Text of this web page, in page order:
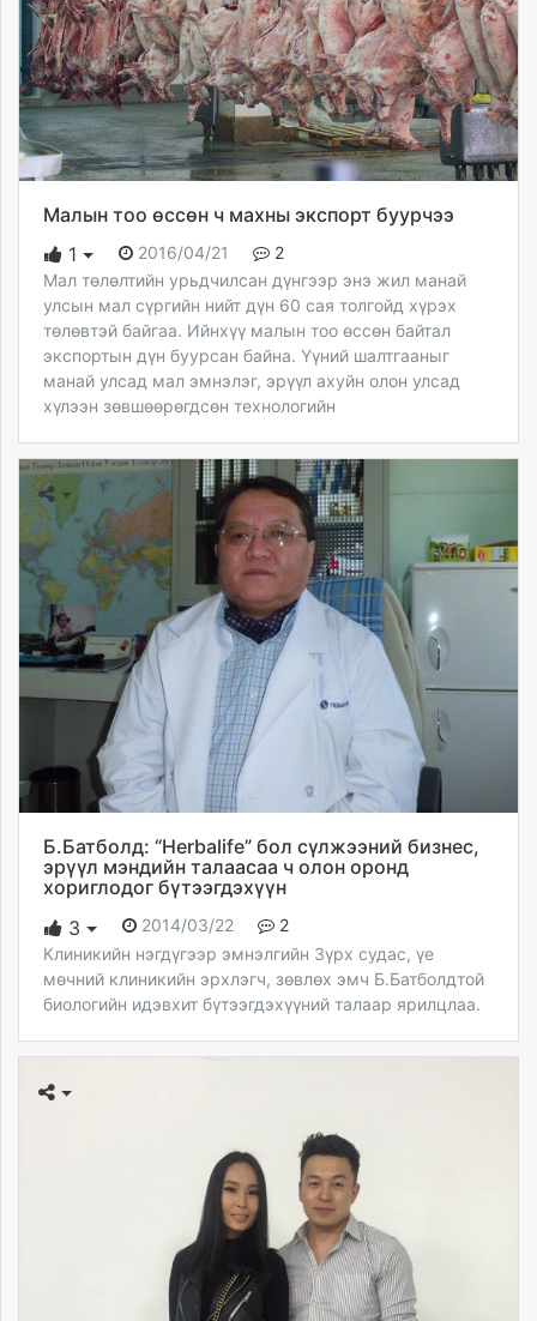
Малын тоо өссөн ч махны экспорт буурчээ
1
2016/04/21
2
Мал төлөлтийн урьдчилсан дүнгээр энэ жил манай
улсын мал сүргийн нийт дүн 60 сая толгойд хүрэх
төлөвтэй байгаа. Ийнхүү малын тоо өссөн байтал
экспортын дүн буурсан байна. Үүний шалтгааныг
манай улсад мал эмнэлэг, эрүүл ахуйн олон улсад
хүлээн зөвшөөрөгдсөн технологийн
Б.Батболд: “Herbalife” бол сүлжээний бизнес,
эрүүл мэндийн талаасаа ч олон оронд
хориглодог бүтээгдэхүүн
3
2014/03/22
2
Клиникийн нэгдүгээр эмнэлгийн Зүрх судас, үе
мөчний клиникийн эрхлэгч, зөвлөх эмч Б.Батболдтой
биологийн идэвхит бүтээгдэхүүний талаар ярилцлаа.